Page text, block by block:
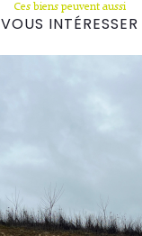
Ces biens peuvent aussi
VOUS INTÉRESSER